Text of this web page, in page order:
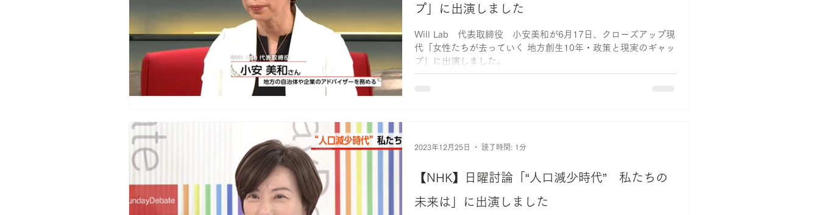
プ」に出演しました
Will Lab 代表取締役 小安美和が6月17日、クローズアップ現
代「女性たちが去っていく 地方創生10年・政策と現実のギャッ
プ」に出演しました。
【NHK】日曜討論「“人口減少時代” 私たちの
未来は」に出演しました
2023年12月25日 読了時間: 1分